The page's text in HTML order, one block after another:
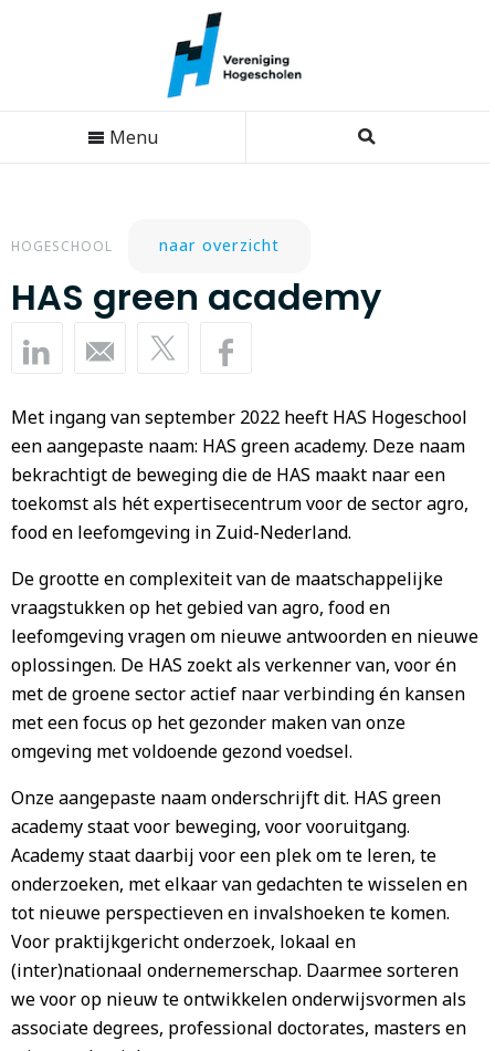
Menu
HOGESCHOOL naar overzicht
HAS green academy
Met ingang van september 2022 heeft HAS Hogeschool
een aangepaste naam: HAS green academy. Deze naam
bekrachtigt de beweging die de HAS maakt naar een
toekomst als hét expertisecentrum voor de sector agro,
food en leefomgeving in Zuid-Nederland.
De grootte en complexiteit van de maatschappelijke
vraagstukken op het gebied van agro, food en
leefomgeving vragen om nieuwe antwoorden en nieuwe
oplossingen. De HAS zoekt als verkenner van, voor én
met de groene sector actief naar verbinding én kansen
met een focus op het gezonder maken van onze
omgeving met voldoende gezond voedsel.
Onze aangepaste naam onderschrijft dit. HAS green
academy staat voor beweging, voor vooruitgang.
Academy staat daarbij voor een plek om te leren, te
onderzoeken, met elkaar van gedachten te wisselen en
tot nieuwe perspectieven en invalshoeken te komen.
Voor praktijkgericht onderzoek, lokaal en
(inter)nationaal ondernemerschap. Daarmee sorteren
we voor op nieuw te ontwikkelen onderwijsvormen als
associate degrees, professional doctorates, masters en